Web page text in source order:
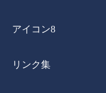
アイコン8
リンク集